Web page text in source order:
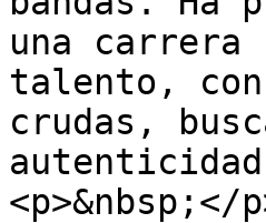
una
talento,
crudas,